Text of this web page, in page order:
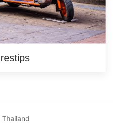
Thailand